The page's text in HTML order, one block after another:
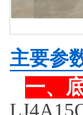
主要参
一、